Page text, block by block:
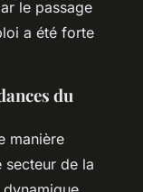
le passage
a été forte
du
manière
secteur de la